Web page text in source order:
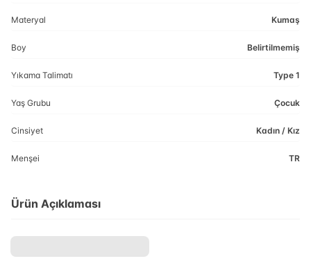
Materyal Kumaş
Boy Belirtilmemiş
Yıkama Talimatı Type 1
Yaş Grubu Çocuk
Cinsiyet Kadın / Kız
Menşei TR
Ürün Açıklaması